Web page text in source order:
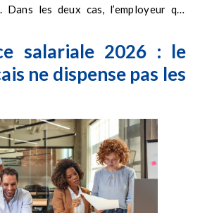
Dans les deux cas, l’employeur qui
Et attention parce que l’inspection
amende de 750 euros par salarié
constate un non-respect des règles du
une équipe de dix personnes mal
rapidement ce que coûterait un
salariale 2026 : le
ne dispense pas les